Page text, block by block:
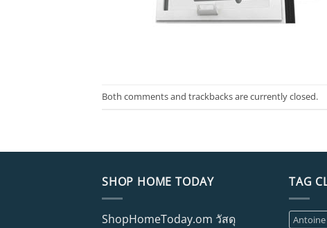
Both comments and trackbacks are currently closed.
SHOP HOME TODAY
ShopHomeToday.om วัสดุ
TAG
Antoine